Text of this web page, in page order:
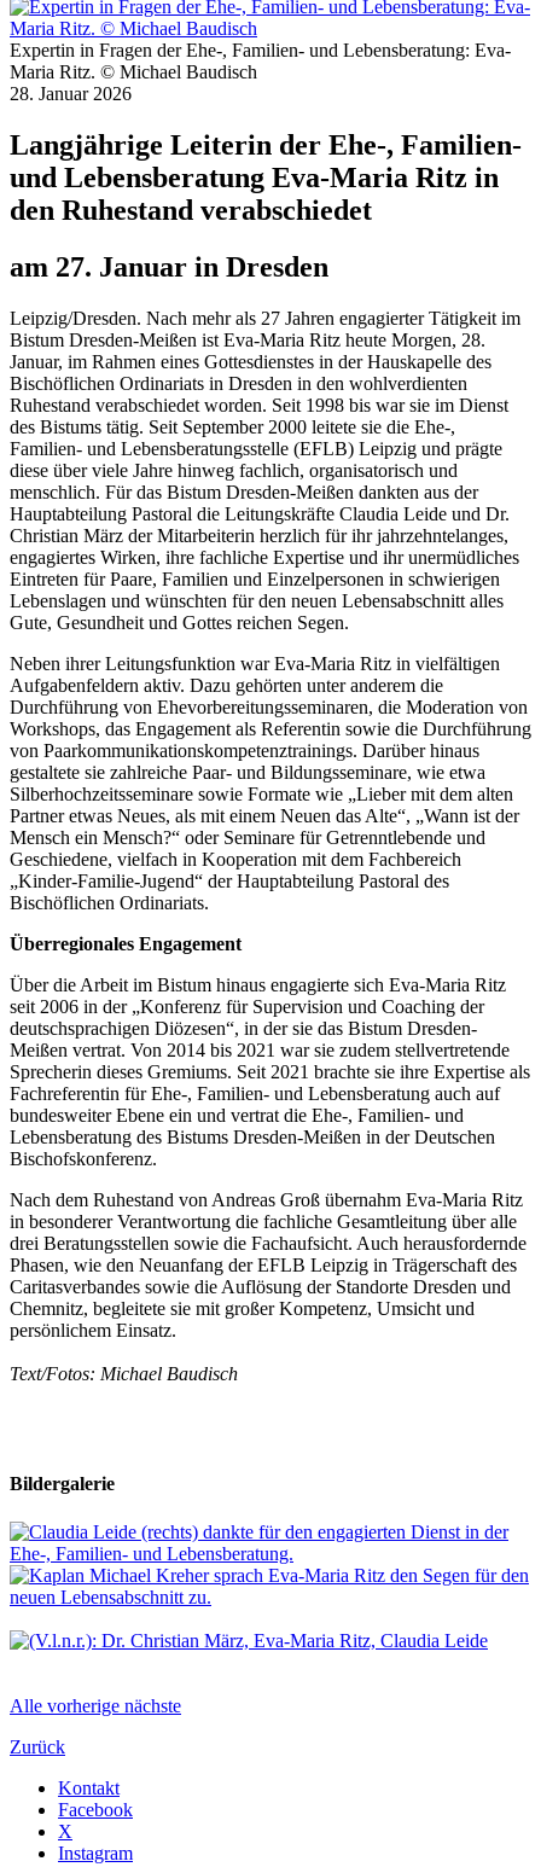
Expertin in Fragen der Ehe-, Familien- und Lebensberatung: Eva-
Maria Ritz. © Michael Baudisch
28. Januar 2026
Langjährige Leiterin der Ehe-, Familien-
und Lebensberatung Eva-Maria Ritz in
den Ruhestand verabschiedet
am 27. Januar in Dresden
Leipzig/Dresden. Nach mehr als 27 Jahren engagierter Tätigkeit im
Bistum Dresden-Meißen ist Eva-Maria Ritz heute Morgen, 28.
Januar, im Rahmen eines Gottesdienstes in der Hauskapelle des
Bischöflichen Ordinariats in Dresden in den wohlverdienten
Ruhestand verabschiedet worden. Seit 1998 bis war sie im Dienst
des Bistums tätig. Seit September 2000 leitete sie die Ehe-,
Familien- und Lebensberatungsstelle (EFLB) Leipzig und prägte
diese über viele Jahre hinweg fachlich, organisatorisch und
menschlich. Für das Bistum Dresden-Meißen dankten aus der
Hauptabteilung Pastoral die Leitungskräfte Claudia Leide und Dr.
Christian März der Mitarbeiterin herzlich für ihr jahrzehntelanges,
engagiertes Wirken, ihre fachliche Expertise und ihr unermüdliches
Eintreten für Paare, Familien und Einzelpersonen in schwierigen
Lebenslagen und wünschten für den neuen Lebensabschnitt alles
Gute, Gesundheit und Gottes reichen Segen.
Neben ihrer Leitungsfunktion war Eva-Maria Ritz in vielfältigen
Aufgabenfeldern aktiv. Dazu gehörten unter anderem die
Durchführung von Ehevorbereitungsseminaren, die Moderation von
Workshops, das Engagement als Referentin sowie die Durchführung
von Paarkommunikationskompetenztrainings. Darüber hinaus
gestaltete sie zahlreiche Paar- und Bildungsseminare, wie etwa
Silberhochzeitsseminare sowie Formate wie „Lieber mit dem alten
Partner etwas Neues, als mit einem Neuen das Alte“, „Wann ist der
Mensch ein Mensch?“ oder Seminare für Getrenntlebende und
Geschiedene, vielfach in Kooperation mit dem Fachbereich
„Kinder-Familie-Jugend“ der Hauptabteilung Pastoral des
Bischöflichen Ordinariats.
Überregionales Engagement
Über die Arbeit im Bistum hinaus engagierte sich Eva-Maria Ritz
seit 2006 in der „Konferenz für Supervision und Coaching der
deutschsprachigen Diözesen“, in der sie das Bistum Dresden-
Meißen vertrat. Von 2014 bis 2021 war sie zudem stellvertretende
Sprecherin dieses Gremiums. Seit 2021 brachte sie ihre Expertise als
Fachreferentin für Ehe-, Familien- und Lebensberatung auch auf
bundesweiter Ebene ein und vertrat die Ehe-, Familien- und
Lebensberatung des Bistums Dresden-Meißen in der Deutschen
Bischofskonferenz.
Nach dem Ruhestand von Andreas Groß übernahm Eva-Maria Ritz
in besonderer Verantwortung die fachliche Gesamtleitung über alle
drei Beratungsstellen sowie die Fachaufsicht. Auch herausfordernde
Phasen, wie den Neuanfang der EFLB Leipzig in Trägerschaft des
Caritasverbandes sowie die Auflösung der Standorte Dresden und
Chemnitz, begleitete sie mit großer Kompetenz, Umsicht und
persönlichem Einsatz.
Text/Fotos: Michael Baudisch
Bildergalerie
Alle vorherige nächste
Zurück
Kontakt
Facebook
X
Instagram